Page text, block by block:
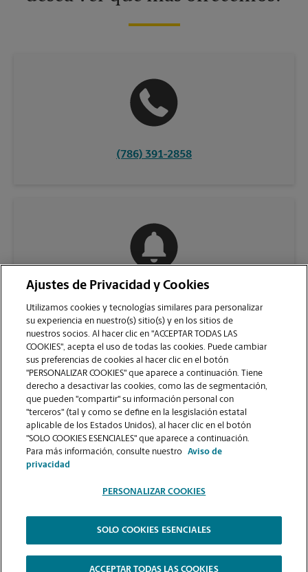
(786) 391-2858
VER LA PÁGINA DE LA TIENDA
2026.
The UPS Store | Aviso de Privacidad | Términos de Uso del Sitio Web |
Contraste Alto
Ajustes de Privacidad y Cookies
Utilizamos cookies y tecnologías similares para personalizar
su experiencia en nuestro(s) sitio(s) y en los sitios de
nuestros socios. Al hacer clic en "ACCEPTAR TODAS LAS
COOKIES", acepta el uso de todas las cookies. Puede cambiar
sus preferencias de cookies al hacer clic en el botón
"PERSONALIZAR COOKIES" que aparece a continuación. Tiene
derecho a desactivar las cookies, como las de segmentación,
que pueden "compartir" su información personal con
"terceros" (tal y como se define en la lesgislación estatal
aplicable de los Estados Unidos), al hacer clic en el botón
"SOLO COOKIES ESENCIALES" que aparece a continuación.
Para más información, consulte nuestro
Aviso de
privacidad
PERSONALIZAR COOKIES
SOLO COOKIES ESENCIALES
ACCEPTAR TODAS LAS COOKIES